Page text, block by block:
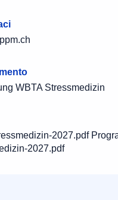
WBTA Stressmedizin
2027.pdf
2027.pdf